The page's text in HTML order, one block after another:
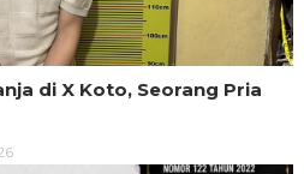
di X Koto, Seorang Pria